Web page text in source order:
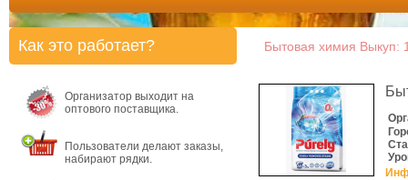
Бытовая химия Выкуп:
Как это работает?
Организатор выходит на
оптового поставщика.
Пользователи делают заказы,
набирают рядки.